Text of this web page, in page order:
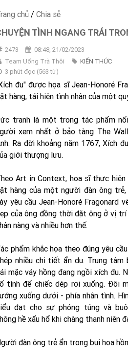
chủ / Chia sẻ
TÌNH NGANG TRÁI
2473
08:48, 21/02/2023
Team Uống Trà Thôi
KIẾN THỨC
3 phút đọc(563từ)
đu" được họa sĩ Jean-Honoré
hàng, tái hiện tình nhân của một
tranh là một trong tác phẩm
xem nhất ở bảo tàng The
Ra đời khoảng năm 1767, Xích
giới thượng lưu.
Art in Context, họa sĩ thực
hàng của một người đàn ông
yêu cầu Jean-Honoré Fragonard
của ông đồng thời đặt ông ở vị
nàng và nhiều hơn thế.
phẩm khắc họa theo đúng yêu
nhiều chi tiết ẩn dụ. Trung tâm
mặc váy hồng đang ngồi xích đu.
tình để chiếc dép rơi xuống. Đôi
xuống dưới - phía nhân tình.
đạt cho sự phóng túng và
hề xấu hổ khi chàng thanh niên
đàn ông trẻ ẩn trong bụi hoa